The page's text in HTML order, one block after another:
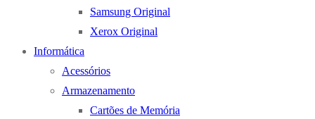
Samsung Original
Xerox Original
Informática
Acessórios
Armazenamento
Cartões de Memória